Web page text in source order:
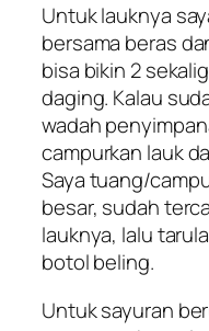
Untuk lauknya
bersama beras
bisa bikin 2
daging. Kalau
wadah
campurkan lauk
Saya tuang/
besar, sudah
lauknya, lalu
botol beling.
Untuk sayuran